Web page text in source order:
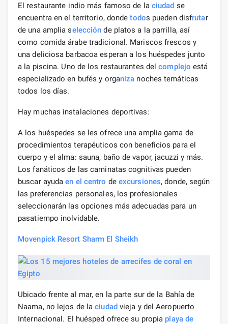
El restaurante indio más famoso de la ciudad se
encuentra en el territorio, dondetodos pueden disfrutar
de una amplia selección de platos a la parrilla, así
como comida árabe tradicional. Mariscos frescos y
una deliciosa barbacoa esperan a los huéspedes junto
a la piscina. Uno de los restaurantes delcomplejo está
especializado en bufés y organiza noches temáticas
todos los días.
Hay muchas instalaciones deportivas:
A los huéspedes se les ofrece una amplia gama de
procedimientos terapéuticos con beneficios para el
cuerpo y el alma: sauna, baño de vapor, jacuzzi y más.
Los fanáticos de las caminatas cognitivas pueden
buscar ayudaen el centro de excursiones, donde, según
las preferencias personales, los profesionales
seleccionarán las opciones más adecuadas para un
pasatiempo inolvidable.
Movenpick Resort Sharm El Sheikh
Ubicado frente al mar, en la parte sur de la Bahía de
Naama, no lejos de laciudadvieja y del Aeropuerto
Internacional. El huésped ofrece su propia playa de